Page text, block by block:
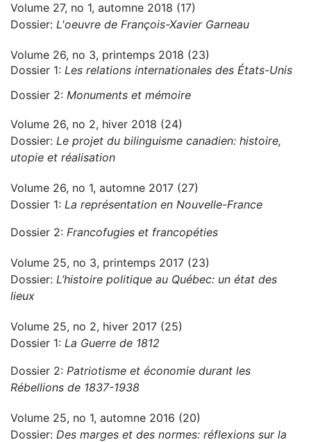
Volume 27, no 1, automne 2018 (17)
Dossier: L'oeuvre de François-Xavier Garneau
Volume 26, no 3, printemps 2018 (23)
Dossier 1: Les relations internationales des États-Unis
Dossier 2: Monuments et mémoire
Volume 26, no 2, hiver 2018 (24)
Dossier: Le projet du bilinguisme canadien: histoire,
utopie et réalisation
Volume 26, no 1, automne 2017 (27)
Dossier 1: La représentation en Nouvelle-France
Dossier 2: Francofugies et francopéties
Volume 25, no 3, printemps 2017 (23)
Dossier: L’histoire politique au Québec: un état des
lieux
Volume 25, no 2, hiver 2017 (25)
Dossier 1: La Guerre de 1812
Dossier 2: Patriotisme et économie durant les
Rébellions de 1837-1938
Volume 25, no 1, automne 2016 (20)
Dossier: Des marges et des normes: réflexions sur la